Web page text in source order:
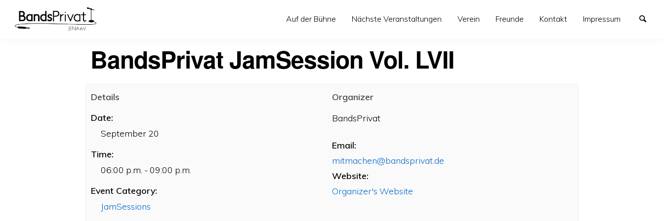
Auf der Bühne Nächste Veranstaltungen Verein Freunde Kontakt Impressum
BandsPrivat JamSession Vol. LVII
Details
Date:
September 20
Time:
06:00 p.m. - 09:00 p.m.
Event Category:
JamSessions
Organizer
BandsPrivat
Email:
mitmachen@bandsprivat.de
Website:
Organizer's Website